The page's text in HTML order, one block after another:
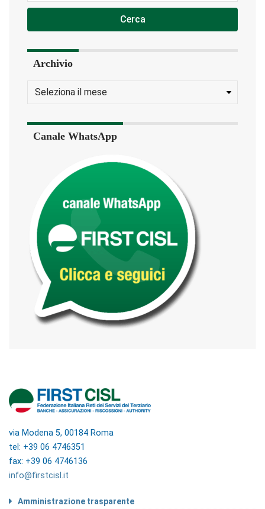
Cerca
Archivio
Canale WhatsApp
via Modena 5, 00184 Roma
tel: +39 06 4746351
fax: +39 06 4746136
info@firstcisl.it
Amministrazione trasparente